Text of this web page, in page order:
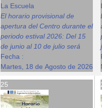
La Escuela
El horario provisional de
apertura del Centro durante el
periodo estival 2026: Del 15
de junio al 10 de julio será
Fecha :
Martes, 18 de Agosto de 2026
25